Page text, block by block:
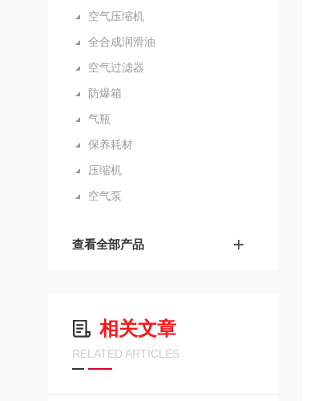
空气压缩机
全合成润滑油
空气过滤器
防爆箱
气瓶
保养耗材
压缩机
空气泵
查看全部产品
相关文章
RELATED ARTICLES